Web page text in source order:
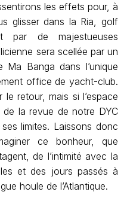
les effets pour, à
glisser dans la Ria, golf
par de majestueuses
sera scellée par un
Banga dans l’unique
office de yacht-club.
retour, mais si l’espace
la revue de notre DYC
limites. Laissons donc
ce bonheur, que
de l’intimité avec la
et des jours passés à
houle de l’Atlantique.